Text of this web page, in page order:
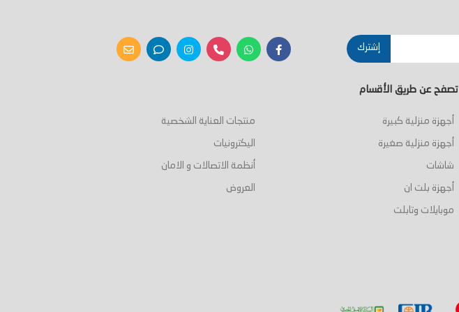
إشترك
تصفح عن طريق الأقسام
أجهزة منزلية كبيرة
أجهزة منزلية صغيرة
شاشات
أجهزة بلت ان
موبايلات وتابلت
منتجات العناية الشخصية
اليكترونيات
أنظمة الاتصالات و الامان
العروض